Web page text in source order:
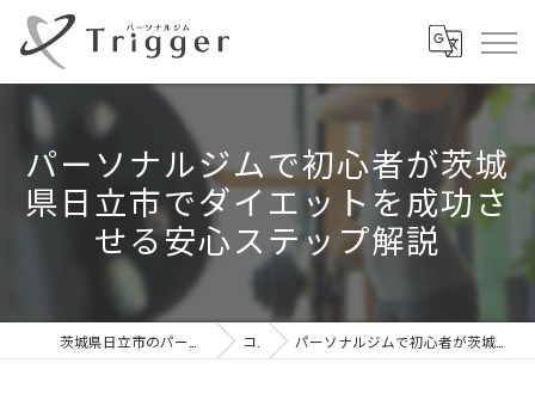
パーソナルジムで初心者が茨城
県日立市でダイエットを成功さ
せる安心ステップ解説
コラム パーソナルジムで初心者が茨城県日立市でダイエットを成功させる安心ステップ解説